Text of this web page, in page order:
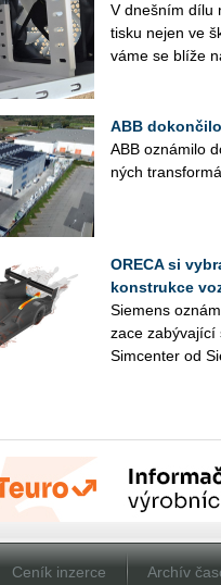
V dneš­ním dílu
tisku nejen ve
vá­me se blíže
ABB
ABB ozná­mi­lo
ných
ORECA si
konstrukce
Sie­mens
za­ce za­bý­va­jí­cí
Sim­cen­ter od
Ceník inzerce Archív